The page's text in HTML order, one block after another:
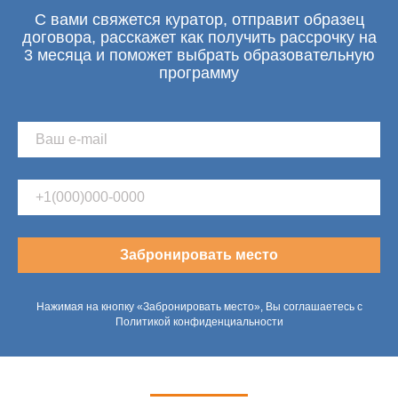
С вами свяжется куратор, отправит образец
договора, расскажет как получить рассрочку на
3 месяца и поможет выбрать образовательную
программу
Забронировать место
Нажимая на кнопку «Забронировать место», Вы соглашаетесь с
Политикой конфиденциальности